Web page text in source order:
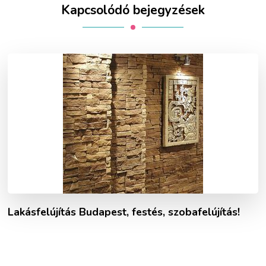
Kapcsolódó bejegyzések
Lakásfelújítás Budapest, festés, szobafelújítás!